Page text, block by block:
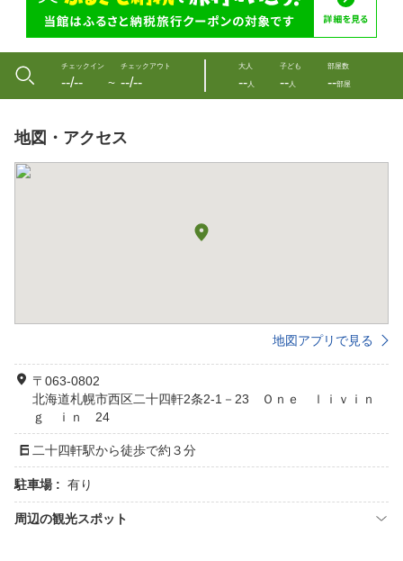
チェックイン
--/-- 〜
チェックアウト
--/--
大人
--人
子ども
--人
部屋数
--部屋
地図・アクセス
地図アプリで見る
〒063-0802
北海道札幌市西区二十四軒2条2-1－23 Ｏｎｅ ｌｉｖｉｎ
ｇ ｉｎ 24
二十四軒駅から徒歩で約３分
駐車場 : 有り
周辺の観光スポット